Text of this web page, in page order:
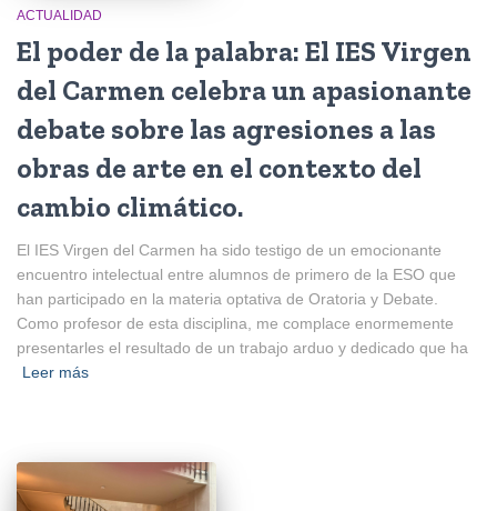
ACTUALIDAD
El poder de la palabra: El IES Virgen
del Carmen celebra un apasionante
debate sobre las agresiones a las
obras de arte en el contexto del
cambio climático.
El IES Virgen del Carmen ha sido testigo de un emocionante
encuentro intelectual entre alumnos de primero de la ESO que
han participado en la materia optativa de Oratoria y Debate.
Como profesor de esta disciplina, me complace enormemente
presentarles el resultado de un trabajo arduo y dedicado que ha
Leer más